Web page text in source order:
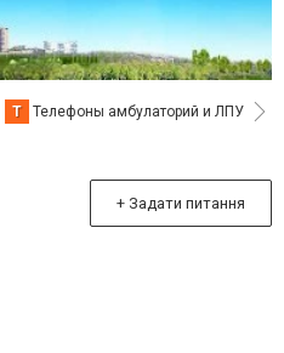
Т Телефоны амбулаторий и ЛПУ В
+ Задати питання